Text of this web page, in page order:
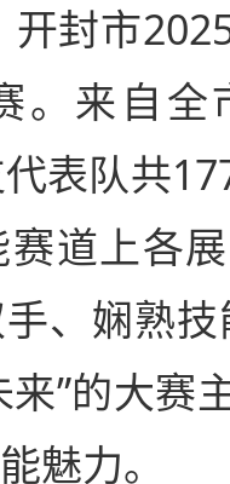
封市
。来自全
表队共
道上各
、娴熟
”的大赛
魅力。